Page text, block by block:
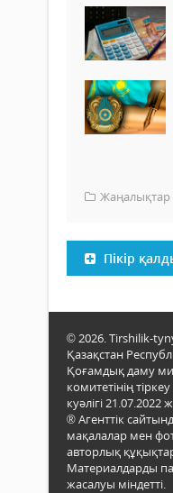
Жаңалықтар
Пікір
© 2026. Tirshilik-
Қазақстан
Қоғамдық даму
комитетінің
куәлігі
® Агенттік
мақалалар мен
авторлық
Материалдарды
жасалуы міндетті.